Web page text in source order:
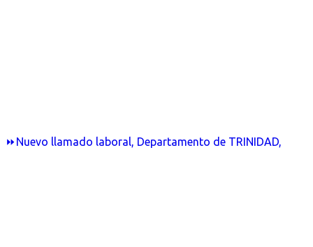
⏩Nuevo llamado laboral, Departamento de TRINIDAD,